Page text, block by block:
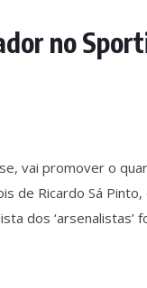
no
vai promover o
de Ricardo Sá
dos ‘arsenalistas’